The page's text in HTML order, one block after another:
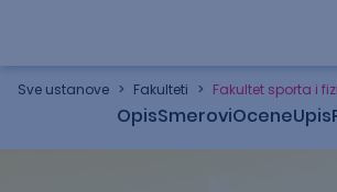
Sve ustanove > Fakulteti > Fakultet sporta i
OpisSmeroviOceneUpis